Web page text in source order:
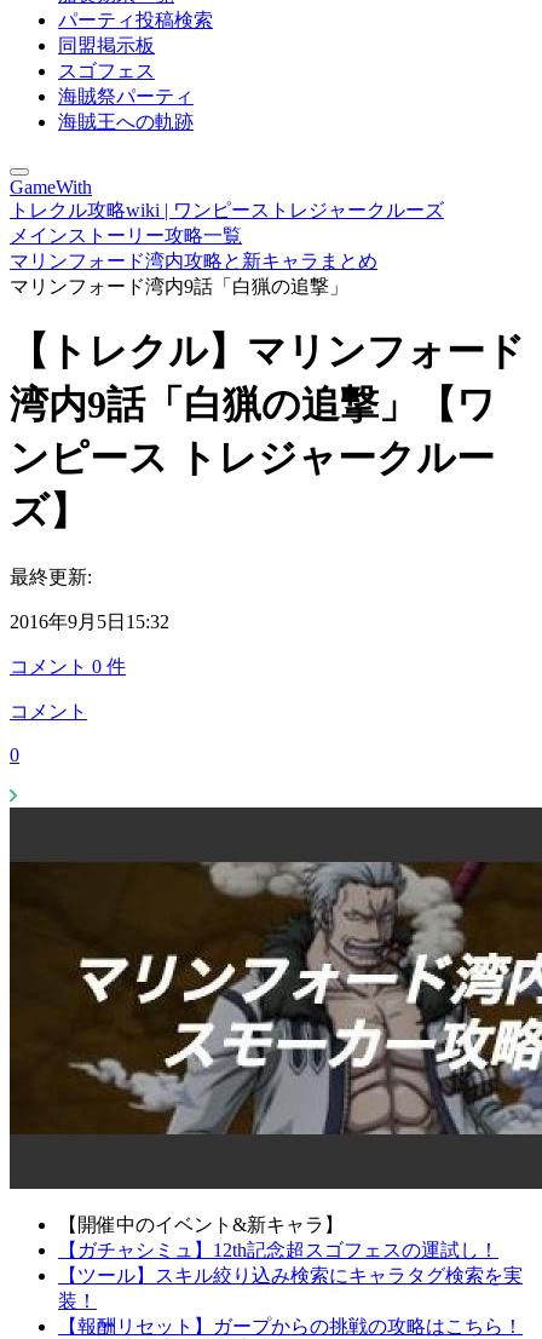
パーティ投稿検索
同盟掲示板
スゴフェス
海賊祭パーティ
海賊王への軌跡
GameWith
トレクル攻略wiki | ワンピーストレジャークルーズ
メインストーリー攻略一覧
マリンフォード湾内攻略と新キャラまとめ
マリンフォード湾内9話「白猟の追撃」
【トレクル】マリンフォード
湾内9話「白猟の追撃」【ワ
ンピース トレジャークルー
ズ】
最終更新:
2016年9月5日15:32
コメント 0 件
コメント
0
【開催中のイベント&新キャラ】
【ガチャシミュ】12th記念超スゴフェスの運試し！
【ツール】スキル絞り込み検索にキャラタグ検索を実
装！
【報酬リセット】ガープからの挑戦の攻略はこちら！